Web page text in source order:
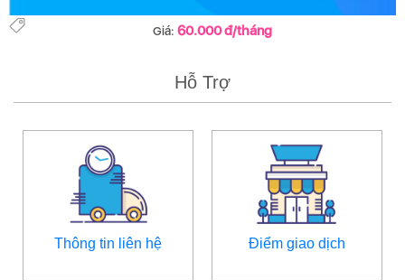
Giá: 60.000 đ/tháng
Hỗ Trợ
Thông tin liên hệ Điểm giao dịch